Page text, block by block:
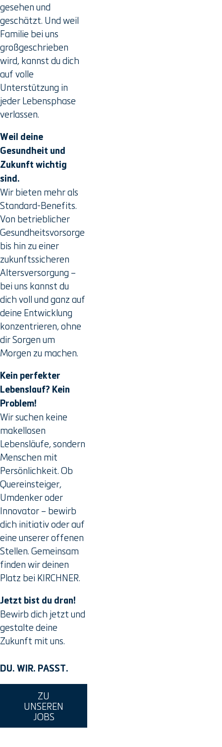
gesehen und
geschätzt. Und weil
Familie bei uns
großgeschrieben
wird, kannst du dich
auf volle
Unterstützung in
jeder Lebensphase
verlassen.
Weil deine
Gesundheit und
Zukunft wichtig
sind.
Wir bieten mehr als
Standard-Benefits.
Von betrieblicher
Gesundheitsvorsorge
bis hin zu einer
zukunftssicheren
Altersversorgung –
bei uns kannst du
dich voll und ganz auf
deine Entwicklung
konzentrieren, ohne
dir Sorgen um
Morgen zu machen.
Kein perfekter
Lebenslauf? Kein
Problem!
Wir suchen keine
makellosen
Lebensläufe, sondern
Menschen mit
Persönlichkeit. Ob
Quereinsteiger,
Umdenker oder
Innovator – bewirb
dich initiativ oder auf
eine unserer offenen
Stellen. Gemeinsam
finden wir deinen
Platz bei KIRCHNER.
Jetzt bist du dran!
Bewirb dich jetzt und
gestalte deine
Zukunft mit uns.
DU. WIR. PASST.
ZU
UNSEREN
JOBS